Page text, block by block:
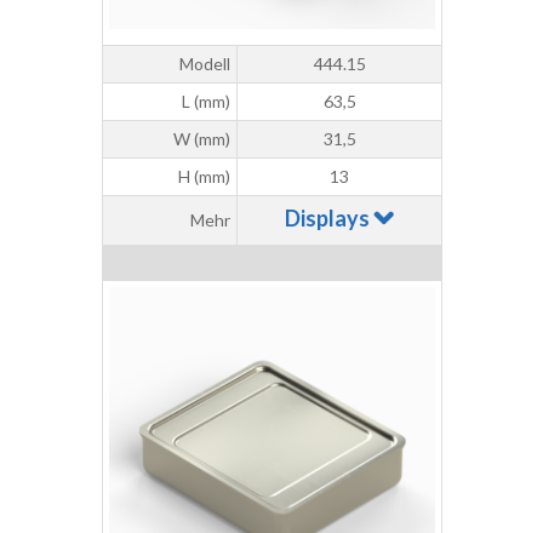
Modell
444.15
L (mm)
63,5
W (mm)
31,5
H (mm)
13
Mehr Displays